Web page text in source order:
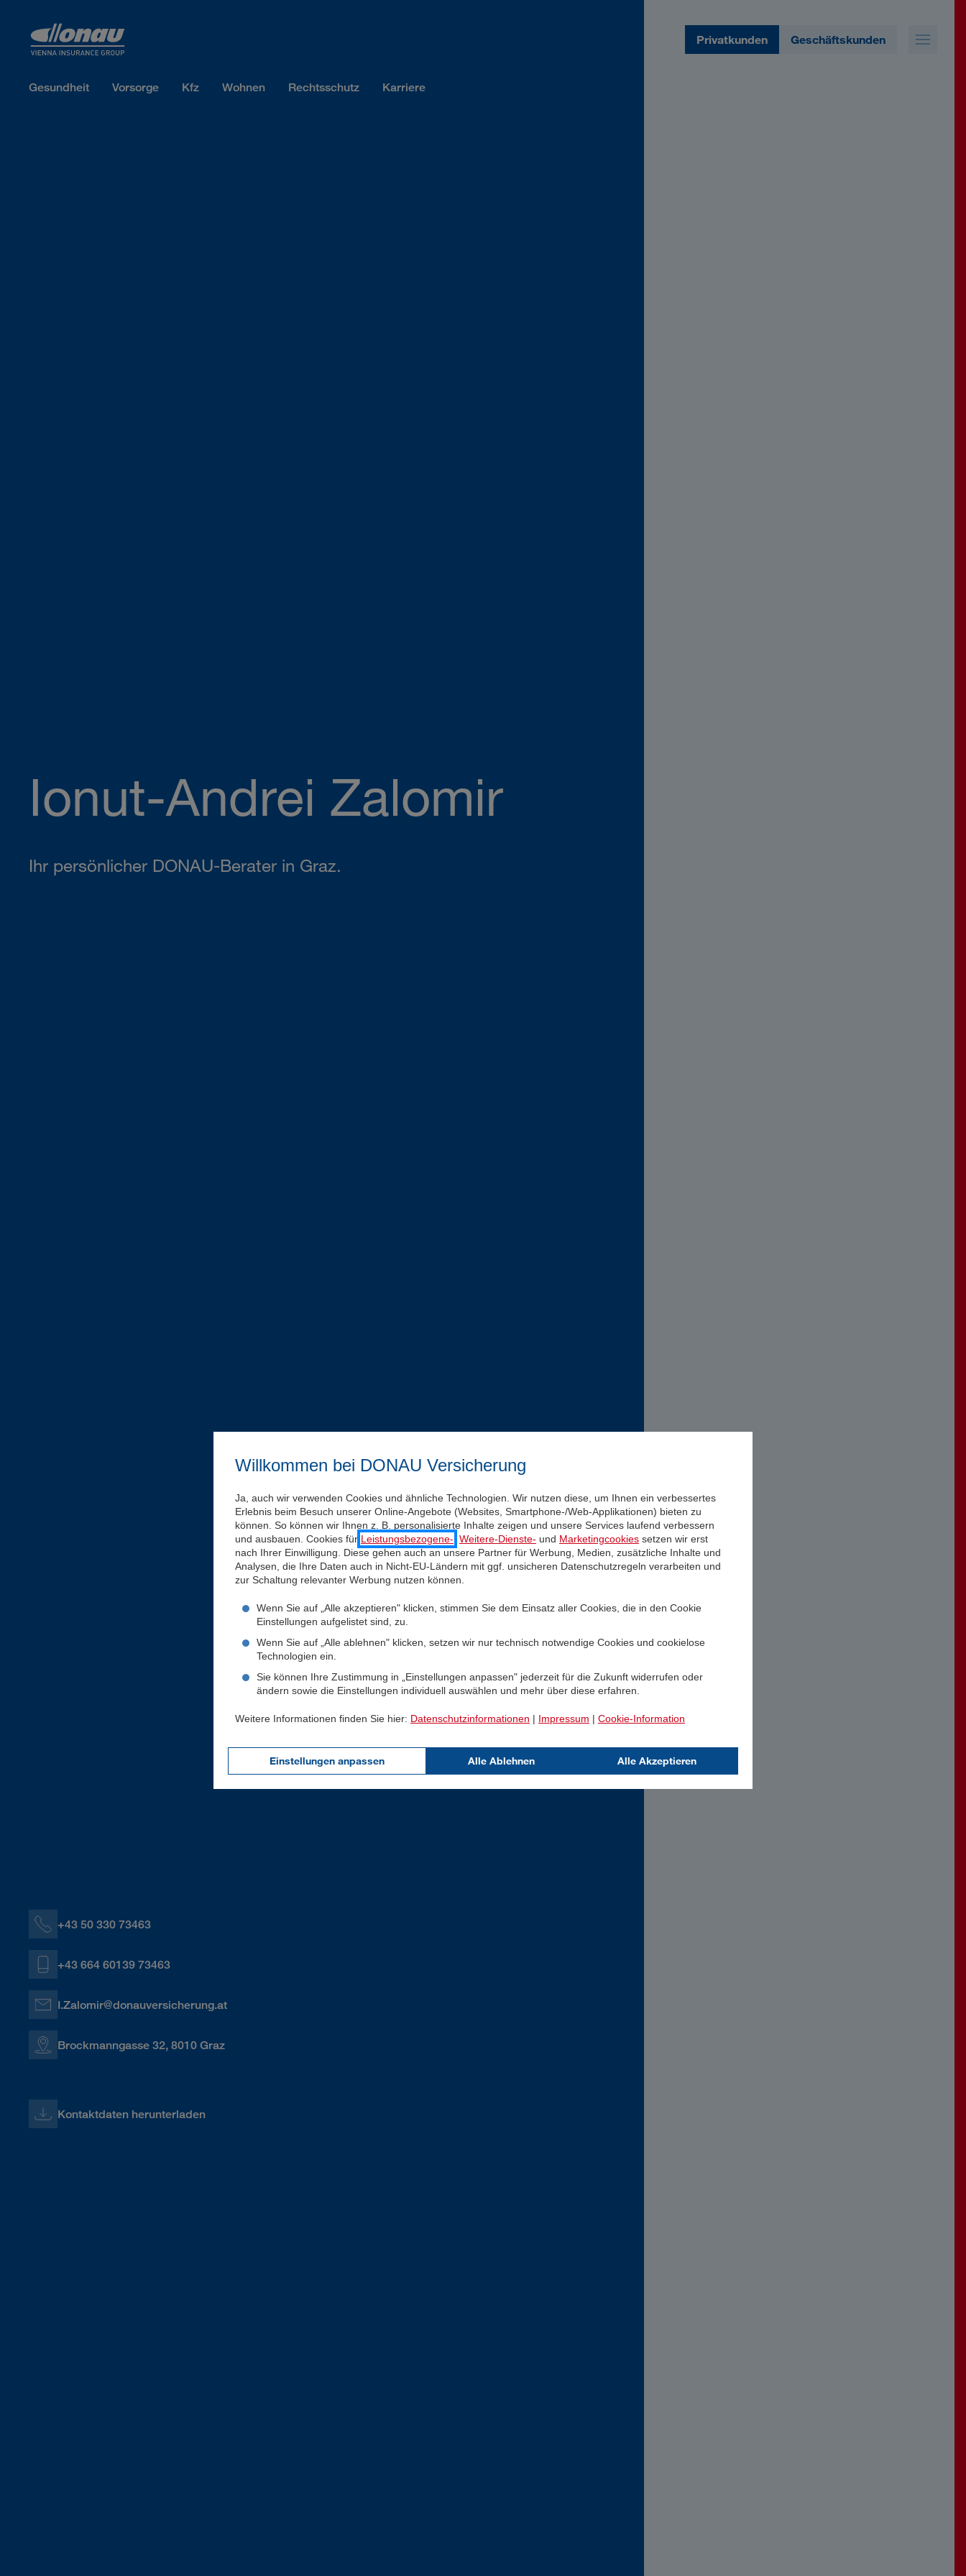
Willkommen bei DONAU Versicherung
Ja, auch wir verwenden Cookies und ähnliche Technologien. Wir nutzen diese, um Ihnen ein verbessertes
Erlebnis beim Besuch unserer Online-Angebote (Websites, Smartphone-/Web-Applikationen) bieten zu
können. So können wir Ihnen z. B. personalisierte Inhalte zeigen und unsere Services laufend verbessern
und ausbauen. Cookies für Leistungsbezogene- Weitere-Dienste- und Marketingcookies setzen wir erst
nach Ihrer Einwilligung. Diese gehen auch an unsere Partner für Werbung, Medien, zusätzliche Inhalte und
Analysen, die Ihre Daten auch in Nicht-EU-Ländern mit ggf. unsicheren Datenschutzregeln verarbeiten und
zur Schaltung relevanter Werbung nutzen können.
Wenn Sie auf „Alle akzeptieren" klicken, stimmen Sie dem Einsatz aller Cookies, die in den Cookie
Einstellungen aufgelistet sind, zu.
Wenn Sie auf „Alle ablehnen" klicken, setzen wir nur technisch notwendige Cookies und cookielose
Technologien ein.
Sie können Ihre Zustimmung in „Einstellungen anpassen" jederzeit für die Zukunft widerrufen oder
ändern sowie die Einstellungen individuell auswählen und mehr über diese erfahren.
Weitere Informationen finden Sie hier: Datenschutzinformationen | Impressum | Cookie-Information
Einstellungen anpassen Alle Ablehnen Alle Akzeptieren
Privatkunden Geschäftskunden
Gesundheit Vorsorge Kfz Wohnen Rechtsschutz Karriere
Ionut-Andrei Zalomir
Ihr persönlicher DONAU-Berater in Graz.
+43 50 330 73463
+43 664 60139 73463
I.Zalomir@donauversicherung.at
Brockmanngasse 32, 8010 Graz
Kontaktdaten herunterladen